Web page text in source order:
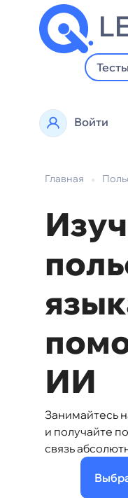
Тесты
Войти
Главная •
ИИ
Занимайтесь
и получайте
связь